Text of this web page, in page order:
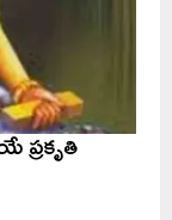
ప్రకృతి